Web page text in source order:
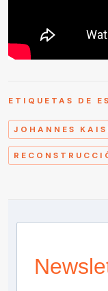
ETIQUETAS DE
JOHANNES